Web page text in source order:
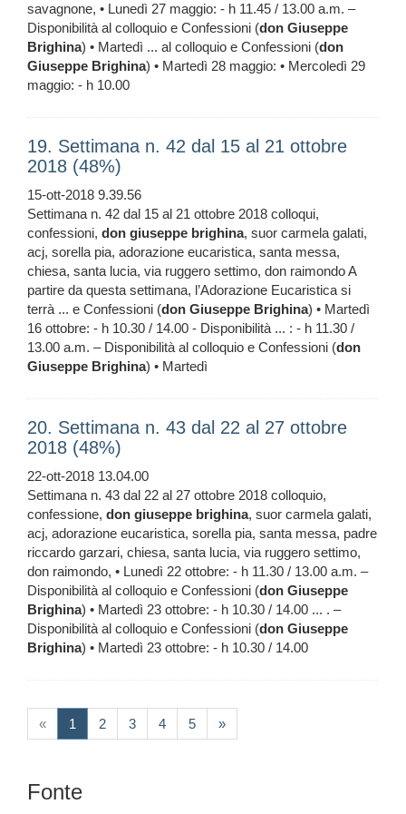
savagnone, • Lunedì 27 maggio: - h 11.45 / 13.00 a.m. –
Disponibilità al colloquio e Confessioni (don Giuseppe
Brighina) • Martedì ... al colloquio e Confessioni (don
Giuseppe Brighina) • Martedì 28 maggio: • Mercoledì 29
maggio: - h 10.00
19. Settimana n. 42 dal 15 al 21 ottobre
2018 (48%)
15-ott-2018 9.39.56
Settimana n. 42 dal 15 al 21 ottobre 2018 colloqui,
confessioni, don giuseppe brighina, suor carmela galati,
acj, sorella pia, adorazione eucaristica, santa messa,
chiesa, santa lucia, via ruggero settimo, don raimondo A
partire da questa settimana, l’Adorazione Eucaristica si
terrà ... e Confessioni (don Giuseppe Brighina) • Martedì
16 ottobre: - h 10.30 / 14.00 - Disponibilità ... : - h 11.30 /
13.00 a.m. – Disponibilità al colloquio e Confessioni (don
Giuseppe Brighina) • Martedì
20. Settimana n. 43 dal 22 al 27 ottobre
2018 (48%)
22-ott-2018 13.04.00
Settimana n. 43 dal 22 al 27 ottobre 2018 colloquio,
confessione, don giuseppe brighina, suor carmela galati,
acj, adorazione eucaristica, sorella pia, santa messa, padre
riccardo garzari, chiesa, santa lucia, via ruggero settimo,
don raimondo, • Lunedì 22 ottobre: - h 11.30 / 13.00 a.m. –
Disponibilità al colloquio e Confessioni (don Giuseppe
Brighina) • Martedì 23 ottobre: - h 10.30 / 14.00 ... . –
Disponibilità al colloquio e Confessioni (don Giuseppe
Brighina) • Martedì 23 ottobre: - h 10.30 / 14.00
« 1 (current)
2 3 4 5 »
Fonte